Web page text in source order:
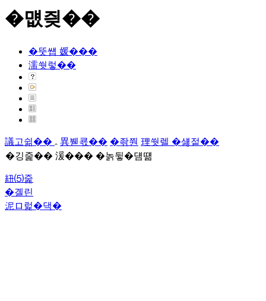
�먮즺��
�뚯썝 媛���
濡쒓렇��
議고쉶�� 異붿쿇�� �좎쭨 理쒓렐 �섏젙��
�깅줉�� 湲��� �놁뒿�덈떎
紐⑸줉
�곌린
泥ロ럹�댁�